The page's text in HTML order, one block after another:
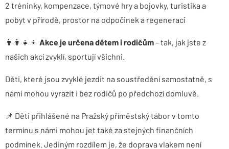
2 tréninky, kompenzace, týmové hry a bojovky, turistika a
pobyt v přírodě, prostor na odpočinek a regeneraci
👨‍👩‍👧‍👦 Akce je určena dětem i rodičům– tak, jak jste z
našich akcí zvyklí, sportují všichni.
Děti, které jsou zvyklé jezdit na soustředění samostatně, s
námi mohou vyrazit i bez rodičů po předchozí domluvě.
📌 Děti přihlášené na Pražský příměstský tábor v tomto
termínu s námi mohou jet také za stejných finančních
podmínek. Jediným rozdílem je, že doprava vlakem není